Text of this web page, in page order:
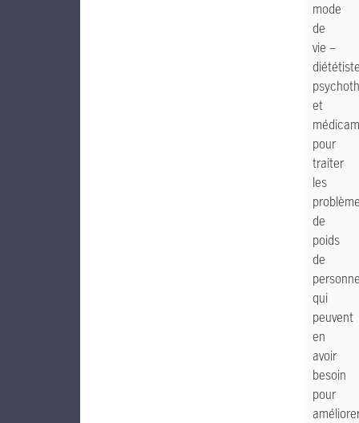
mode
de
vie –
et
pour
traiter
les
de
poids
de
qui
peuvent
en
avoir
besoin
pour